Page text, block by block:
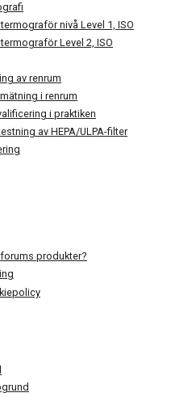
nivå Level 1, ISO
Level 2, ISO
av renrum
i renrum
i praktiken
av HEPA/ULPA-filter
produkter?